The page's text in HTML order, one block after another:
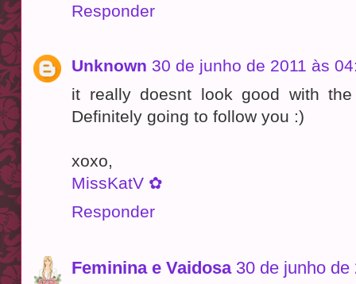
Responder
Unknown 30 de junho de 2011 às
it really doesnt look good with
Definitely going to follow you :)
xoxo,
MissKatV ✿
Responder
Feminina e Vaidosa 30 de junho de